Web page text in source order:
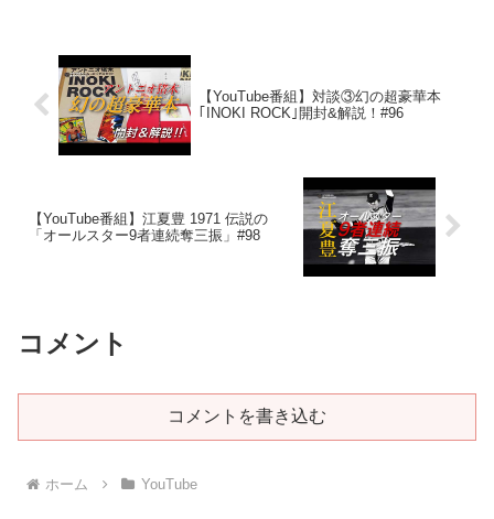
【YouTube番組】対談③幻の超豪華本
｢INOKI ROCK｣開封&解説！#96
【YouTube番組】江夏豊 1971 伝説の
「オールスター9者連続奪三振」#98
コメント
コメントを書き込む
ホーム YouTube